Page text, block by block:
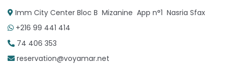
Imm City Center Bloc B Mizanine App n°1 Nasria Sfax
+216 99 441 414
74 406 353
reservation@voyamar.net